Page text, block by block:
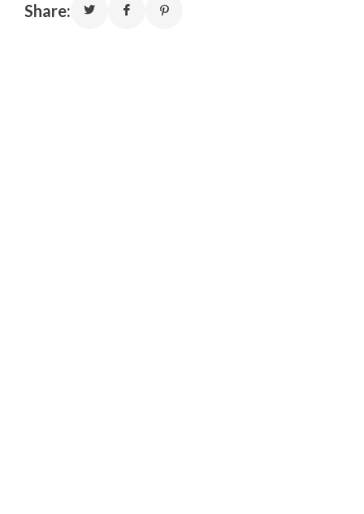
Share: